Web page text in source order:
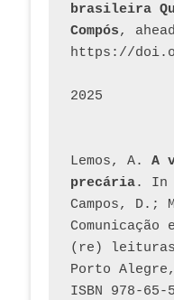
brasileira
Compós,
https://
2025
Lemos, A. A
precária. In
Campos, D.;
(re)
Porto
ISBN 978-65-